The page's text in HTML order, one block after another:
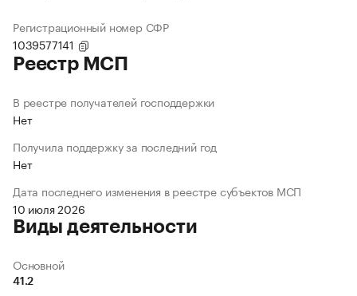
Регистрационный номер СФР
1039577141
Реестр МСП
В реестре получателей господдержки
Нет
Получила поддержку за последний год
Нет
Дата последнего изменения в реестре субъектов МСП
10 июля 2026
Виды деятельности
Основной
41.2